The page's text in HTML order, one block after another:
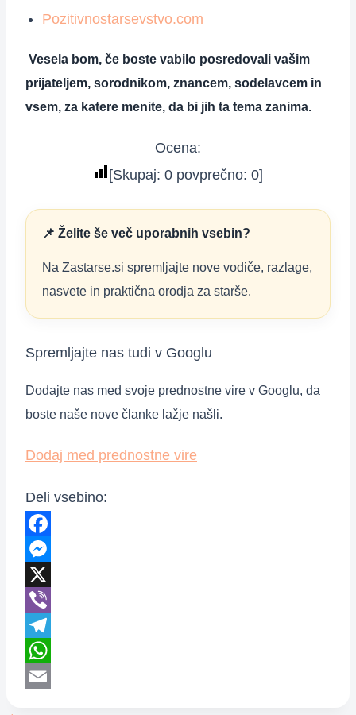
Pozitivnostarsevstvo.com
Vesela bom, če boste vabilo posredovali vašim
prijateljem, sorodnikom, znancem, sodelavcem in
vsem, za katere menite, da bi jih ta tema zanima.
Ocena:
[Skupaj: 0 povprečno: 0]
📌 Želite še več uporabnih vsebin?
Na Zastarse.si spremljajte nove vodiče, razlage,
nasvete in praktična orodja za starše.
Spremljajte nas tudi v Googlu
Dodajte nas med svoje prednostne vire v Googlu, da
boste naše nove članke lažje našli.
Dodaj med prednostne vire
Deli vsebino:
Facebook
Messenger
X
Viber
Telegram
WhatsApp